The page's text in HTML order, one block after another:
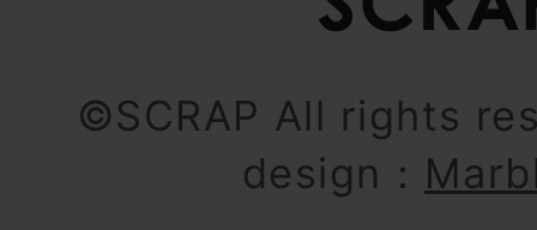
©SCRAP All rights
design：